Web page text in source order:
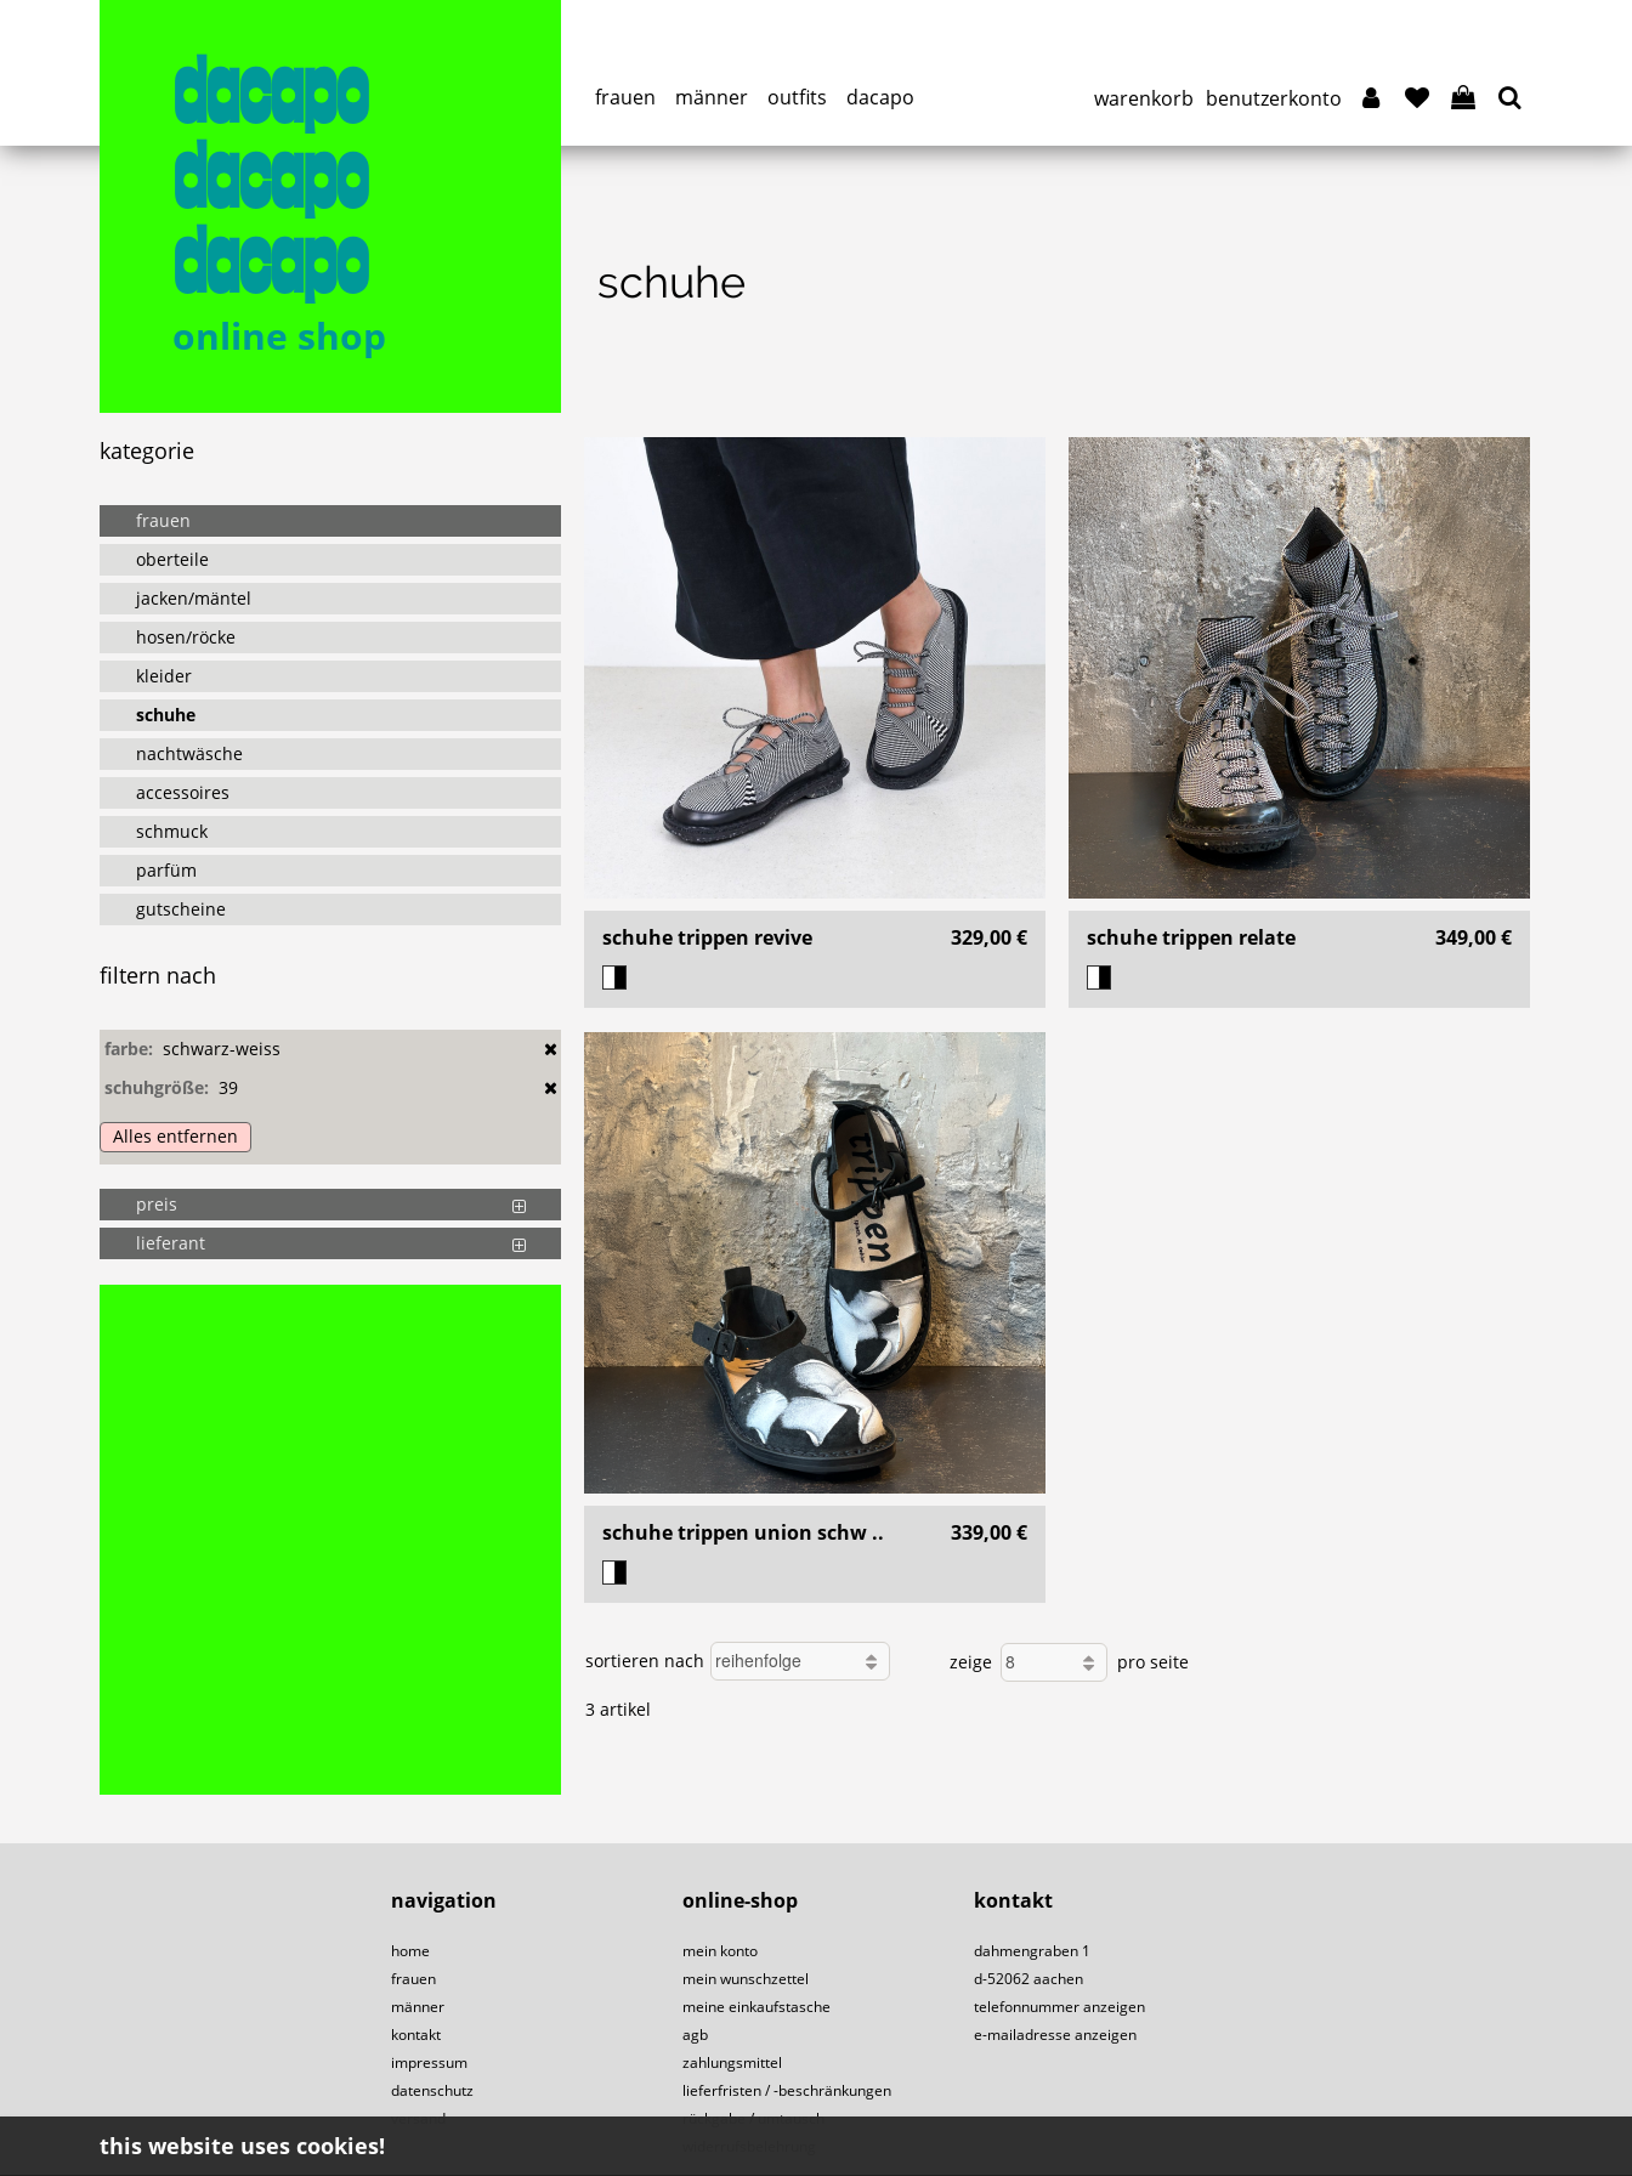
dacapo
dacapo
dacapo
online shop
frauen männer outfits dacapo benutzerkonto
warenkorb
kategorie
frauen
oberteile
jacken/mäntel
hosen/röcke
kleider
schuhe
nachtwäsche
accessoires
schmuck
parfüm
gutscheine
filtern nach
farbe: schwarz-weiss
schuhgröße: 39
Alles entfernen
preis
lieferant
schuhe
schuhe trippen revive 329,00 € schuhe trippen relate 349,00 €
schuhe trippen union schw .. 339,00 €
sortieren nach zeige pro seite
3 artikel
navigation
home
frauen
männer
kontakt
impressum
datenschutz
versand
online-shop
mein konto
mein wunschzettel
meine einkaufstasche
agb
zahlungsmittel
lieferfristen / -beschränkungen
rückgabe / umtausch
kontakt
dahmengraben 1
d-52062 aachen
telefonnummer anzeigen
e-mailadresse anzeigen
this website uses cookies!